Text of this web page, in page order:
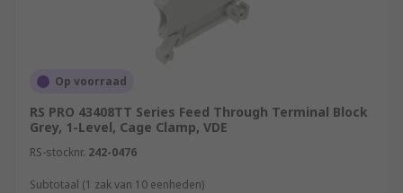
Op voorraad
RS PRO 43408TT Series Feed Through Terminal Block
Grey, 1-Level, Cage Clamp, VDE
RS-stocknr. 242-0476
Subtotaal (1 zak van 10 eenheden)